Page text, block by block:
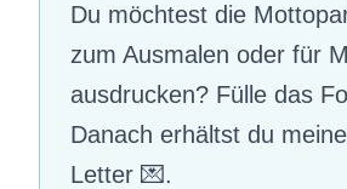
Du möchtest die
zum Ausmalen oder für
ausdrucken? Fülle das
Danach erhältst du
Letter 💌.